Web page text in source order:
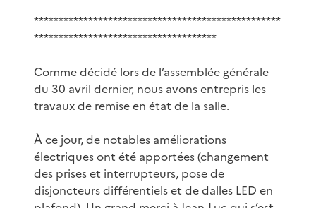
**************************************************
*************************************
Comme décidé lors de l’assemblée générale
du 30 avril dernier, nous avons entrepris les
travaux de remise en état de la salle.
À ce jour, de notables améliorations
électriques ont été apportées (changement
des prises et interrupteurs, pose de
disjoncteurs différentiels et de dalles LED en